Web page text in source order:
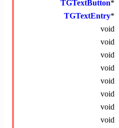
TGTextButton*
TGTextEntry*
void
void
void
void
void
void
void
void